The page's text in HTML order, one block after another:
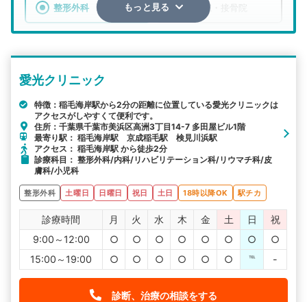
整形外科 整骨院・接骨院
詳細条件で絞り込む
その他の検索方法
駅から探す
もっと見る
愛光クリニック
特徴：稲毛海岸駅から2分の距離に位置している愛光クリニックは
アクセスがしやすくて便利です。
住所：千葉県千葉市美浜区高洲3丁目14-7 多田屋ビル1階
最寄り駅： 稲毛海岸駅 京成稲毛駅 検見川浜駅
アクセス： 稲毛海岸駅 から徒歩2分
診療科目： 整形外科/内科/リハビリテーション科/リウマチ科/皮
膚科/小児科
整形外科 土曜日 日曜日 祝日 土日 18時以降OK 駅チカ
診療時間 月 火 水 木 金 土 日
祝
9:00～12:00
○ ○ ○ ○ ○ ○ ○
○
15:00～19:00
○ ○ ○ ○ ○ ○ ℡ -
診断、治療の相談をする